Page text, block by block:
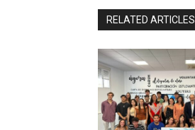
RELATED ARTICLES